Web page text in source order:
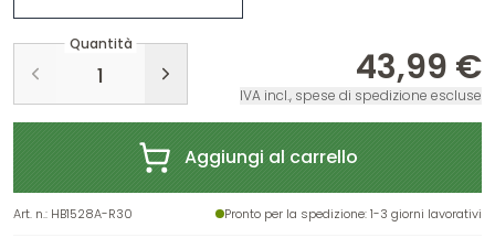
Quantità
43,99 €
IVA incl., spese di spedizione escluse
Aggiungi al carrello
Art. n.: HB1528A-R30 Pronto per la spedizione: 1-3 giorni lavorativi